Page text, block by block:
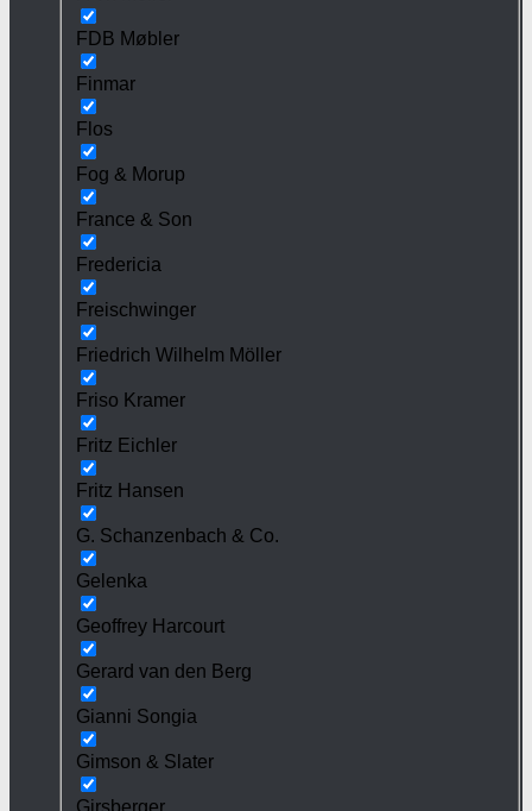
FDB Møbler
Finmar
Flos
Fog & Morup
France & Son
Fredericia
Freischwinger
Friedrich Wilhelm Möller
Friso Kramer
Fritz Eichler
Fritz Hansen
G. Schanzenbach & Co.
Gelenka
Geoffrey Harcourt
Gerard van den Berg
Gianni Songia
Gimson & Slater
Girsberger